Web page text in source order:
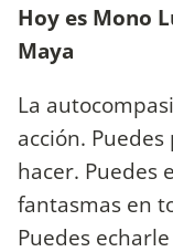
Hoy es Mono
Maya
La
acción.
hacer. Puedes
fantasmas en
Puedes